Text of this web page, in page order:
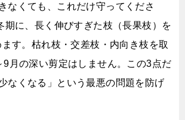
なくても、これだけ守ってくださ
期に、長く伸びすぎた枝（長果枝）を
す。枯れ枝・交差枝・内向き枝を取
9月の深い剪定はしません。この3点だ
なくなる」という最悪の問題を防げ